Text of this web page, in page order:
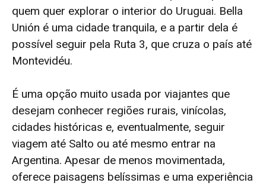
quem quer explorar o interior do Uruguai. Bella
Unión é uma cidade tranquila, e a partir dela é
possível seguir pela Ruta 3, que cruza o país até
Montevidéu.
É uma opção muito usada por viajantes que
desejam conhecer regiões rurais, vinícolas,
cidades históricas e, eventualmente, seguir
viagem até Salto ou até mesmo entrar na
Argentina. Apesar de menos movimentada,
oferece paisagens belíssimas e uma experiência